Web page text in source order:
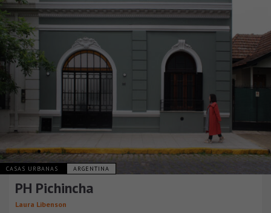
CASAS URBANAS ARGENTINA
PH Pichincha
Laura Libenson